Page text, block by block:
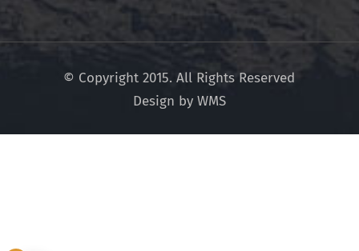
© Copyright 2015. All Rights Reserved
Design by WMS